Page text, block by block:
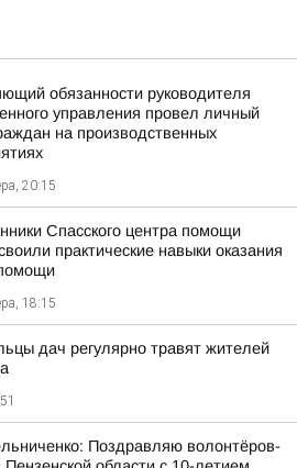
обязанности руководителя
управления провел личный
на производственных
20:15
Спасского центра помощи
практические навыки оказания
18:15
дач регулярно травят жителей
Поздравляю волонтёров-